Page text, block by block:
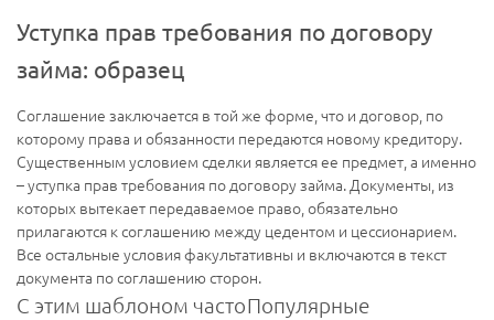
Уступка прав требования по договору
займа: образец
Соглашение заключается в той же форме, что и договор, по
которому права и обязанности передаются новому кредитору.
Существенным условием сделки является ее предмет, а именно
– уступка прав требования по договору займа. Документы, из
которых вытекает передаваемое право, обязательно
прилагаются к соглашению между цедентом и цессионарием.
Все остальные условия факультативны и включаются в текст
документа по соглашению сторон.
С этим шаблоном частоПопулярные